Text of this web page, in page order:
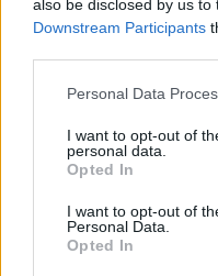
also be disclosed by us to
Downstream Participants
Personal Data
I want to opt-out of
personal data.
Opted In
I want to opt-out of
Personal Data.
Opted In